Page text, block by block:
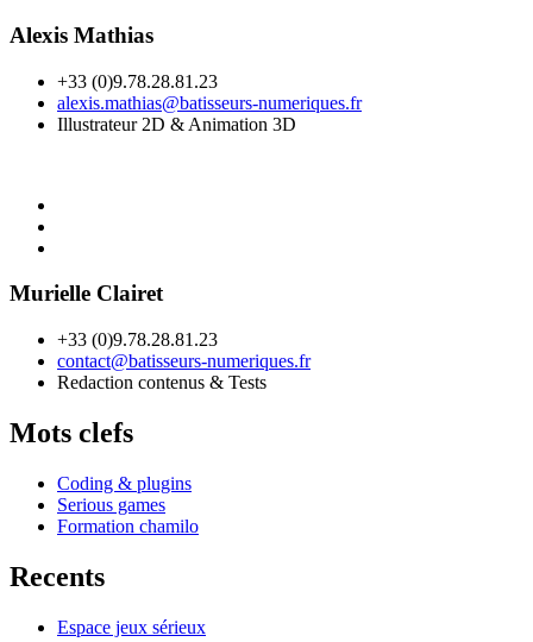
Alexis Mathias
+33 (0)9.78.28.81.23
alexis.mathias@batisseurs-numeriques.fr
Illustrateur 2D & Animation 3D
Murielle Clairet
+33 (0)9.78.28.81.23
contact@batisseurs-numeriques.fr
Redaction contenus & Tests
Mots clefs
Coding & plugins
Serious games
Formation chamilo
Recents
Espace jeux sérieux